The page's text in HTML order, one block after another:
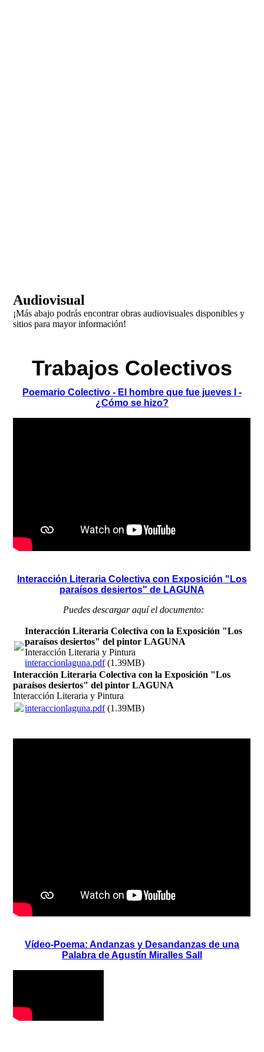
Audiovisual
¡Más abajo podrás encontrar obras audiovisuales disponibles y
sitios para mayor información!
Trabajos Colectivos
Poemario Colectivo - El hombre que fue jueves I -
¿Cómo se hizo?
Interacción Literaria Colectiva con Exposición "Los
paraísos desiertos" de LAGUNA
Puedes descargar aquí el documento:
Interacción Literaria Colectiva con la Exposición "Los
paraísos desiertos" del pintor LAGUNA
Interacción Literaria y Pintura
interaccionlaguna.pdf(1.39MB)
Interacción Literaria Colectiva con la Exposición "Los
paraísos desiertos" del pintor LAGUNA
Interacción Literaria y Pintura
interaccionlaguna.pdf(1.39MB)
Vídeo-Poema: Andanzas y Desandanzas de una
Palabra de Agustín Miralles Sall